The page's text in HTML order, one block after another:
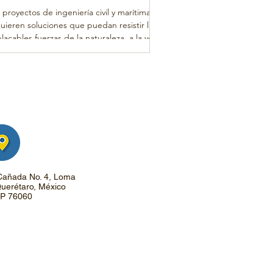
proyectos de ingeniería civil y marítima
soluciones que puedan resistir las
fuerzas de la naturaleza, a la vez
sean rentables y sostenibles. Uno de los
de vinilo ESC han demostrado ser
opción ideal.
No. 4, Loma
México
76060